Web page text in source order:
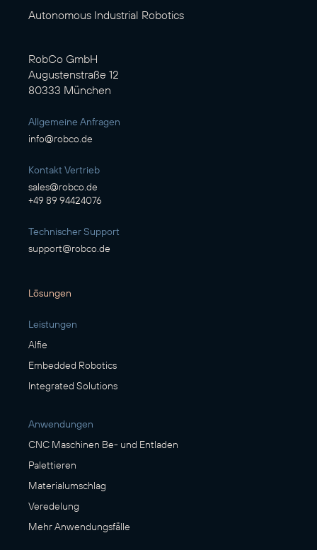
Autonomous Industrial Robotics
RobCo GmbH
Augustenstraße 12
80333 München
Allgemeine Anfragen
info@robco.de
Kontakt Vertrieb
sales@robco.de
+49 89 94424076
Technischer Support
support@robco.de
Lösungen
Leistungen
Alfie
Embedded Robotics
Integrated Solutions
Anwendungen
CNC Maschinen Be- und Entladen
Palettieren
Materialumschlag
Veredelung
Mehr Anwendungsfälle